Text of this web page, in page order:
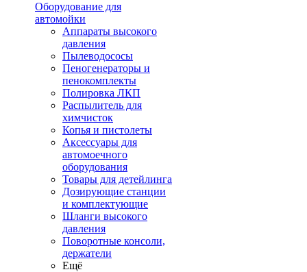
Оборудование для
автомойки
Аппараты высокого
давления
Пылеводососы
Пеногенераторы и
пенокомплекты
Полировка ЛКП
Распылитель для
химчисток
Копья и пистолеты
Аксессуары для
автомоечного
оборудования
Товары для детейлинга
Дозирующие станции
и комплектующие
Шланги высокого
давления
Поворотные консоли,
держатели
Ещё